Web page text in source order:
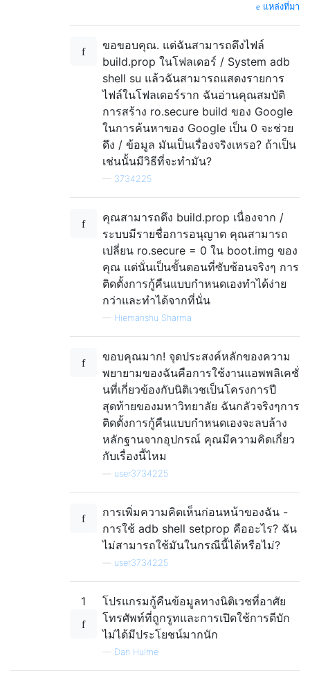
แหล่งที่มา
ขอขอบคุณ. แต่ฉันสามารถดึงไฟล์
build.prop ในโฟลเดอร์ / System adb
shell su แล้วฉันสามารถแสดงรายการ
ไฟล์ในโฟลเดอร์ราก ฉันอ่านคุณสมบัติ
การสร้าง ro.secure build ของ Google
ในการค้นหาของ Google เป็น 0 จะช่วย
ดึง / ข้อมูล มันเป็นเรื่องจริงเหรอ? ถ้าเป็น
เช่นนั้นมีวิธีที่จะทำมัน?
— 3734225
คุณสามารถดึง build.prop เนื่องจาก /
ระบบมีรายชื่อการอนุญาต คุณสามารถ
เปลี่ยน ro.secure = 0 ใน boot.img ของ
คุณ แต่นั่นเป็นขั้นตอนที่ซับซ้อนจริงๆ การ
ติดตั้งการกู้คืนแบบกำหนดเองทำได้ง่าย
กว่าและทำได้จากที่นั่น
— Hiemanshu Sharma
ขอบคุณมาก! จุดประสงค์หลักของความ
พยายามของฉันคือการใช้งานแอพพลิเคชั่
นที่เกี่ยวข้องกับนิติเวชเป็นโครงการปี
สุดท้ายของมหาวิทยาลัย ฉันกลัวจริงๆการ
ติดตั้งการกู้คืนแบบกำหนดเองจะลบล้าง
หลักฐานจากอุปกรณ์ คุณมีความคิดเกี่ยว
กับเรื่องนี้ไหม
user3734225
การเพิ่มความคิดเห็นก่อนหน้าของฉัน -
การใช้ adb shell setprop คืออะไร? ฉัน
ไม่สามารถใช้มันในกรณีนี้ได้หรือไม่?
user3734225
1
โปรแกรมกู้คืนข้อมูลทางนิติเวชที่อาศัย
โทรศัพท์ที่ถูกรูทและการเปิดใช้การดีบัก
ไม่ได้มีประโยชน์มากนัก
— Dan Hulme